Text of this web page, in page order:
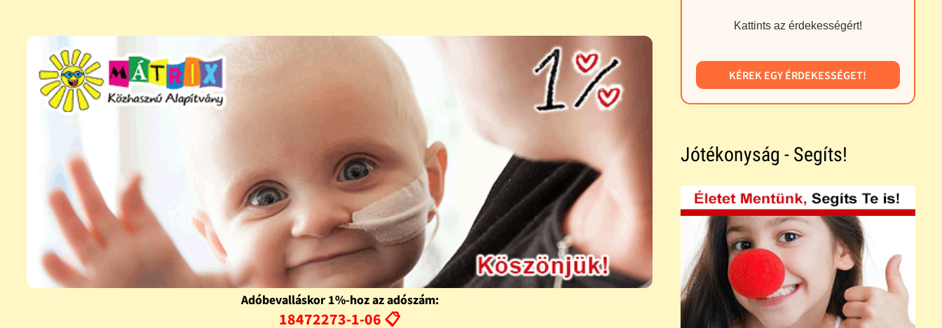
Adóbevalláskor 1%-hoz az adószám:
18472273-1-06 📋
Kattints az érdekességért!
KÉREK EGY ÉRDEKESSÉGET!
Jótékonyság - Segíts!